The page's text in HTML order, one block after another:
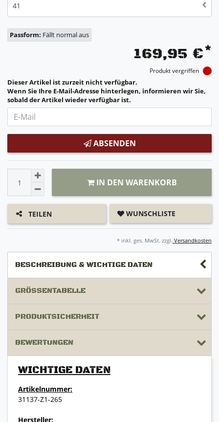
41
Passform: Fällt normal aus
169,95 €*
Produkt vergriffen
Dieser Artikel ist zurzeit nicht verfügbar.
Wenn Sie Ihre E-Mail-Adresse hinterlegen, informieren wir Sie,
sobald der Artikel wieder verfügbar ist.
ABSENDEN
IN DEN WARENKORB
TEILEN WUNSCHLISTE
* inkl. ges. MwSt. zzgl. Versandkosten
BESCHREIBUNG & WICHTIGE DATEN
GRÖSSENTABELLE
PRODUKTSICHERHEIT
BEWERTUNGEN
WICHTIGE DATEN
Artikelnummer:
31137-Z1-265
Hersteller: